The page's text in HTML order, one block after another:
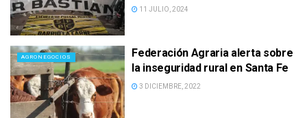
11 JULIO, 2024
AGRONEGOCIOS
Federación Agraria alerta sobre
la inseguridad rural en Santa Fe
3 DICIEMBRE, 2022